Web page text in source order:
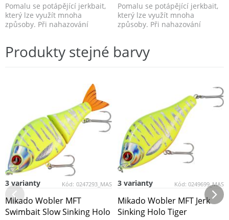
Pomalu se potápějící jerkbait,
který lze využít mnoha
způsoby. Při nahazování
Pomalu se potápějící jerkbait,
který lze využít mnoha
způsoby. Při nahazování
Produkty stejné barvy
Kód: 0247293_MAS
3 varianty
Mikado Wobler MFT
Swimbait Slow Sinking Holo
Kód: 0249699_MAS
3 varianty
Mikado Wobler MFT Jerk
Sinking Holo Tiger